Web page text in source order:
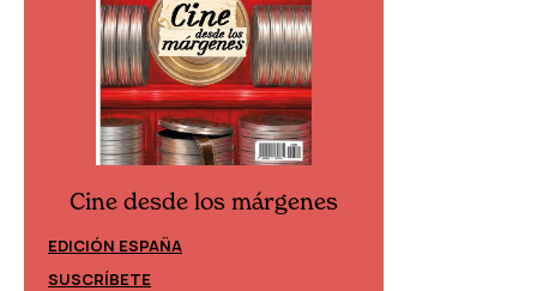
Cine desde los márgenes
EDICIÓN ESPAÑA
SUSCRÍBETE